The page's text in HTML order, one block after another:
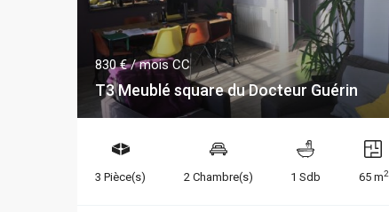
830 €/ mois CC
T3 Meublé square du Docteur Guérin
3 Pièce(s) 2 Chambre(s) 1 Sdb 65 m2